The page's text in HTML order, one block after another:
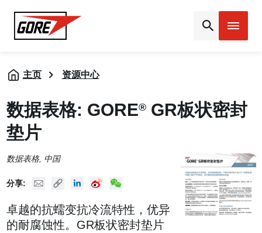
Gore
主页 资源中心
数据表格: GORE®GR板状密封
垫片
数据表格, 中国
分享: Mail Copy URLLinked InNew Weibo
卓越的抗蠕变抗冷流特性，优异
的耐腐蚀性。GR板状密封垫片